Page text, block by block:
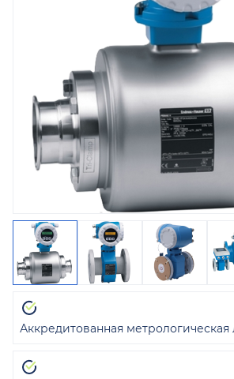
Аккредитованная метрологическая